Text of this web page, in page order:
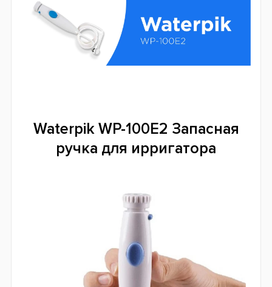
Waterpik WP-100E2 Запасная
ручка для ирригатора